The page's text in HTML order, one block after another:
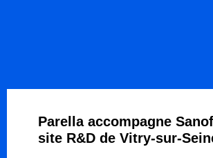
Parella accompagne
site R&D de Vitry-sur-